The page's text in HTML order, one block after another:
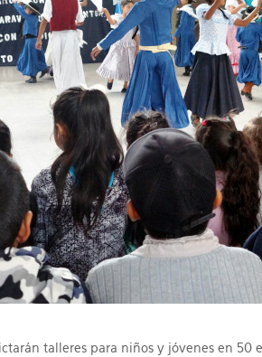
talleres para niños y jóvenes en 50